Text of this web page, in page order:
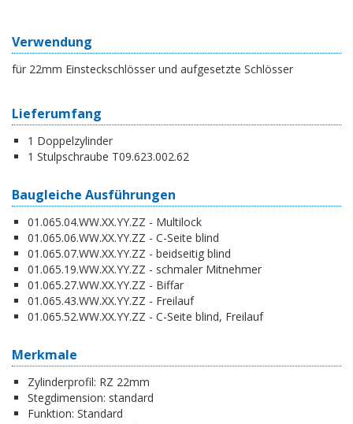
Verwendung
für 22mm Einsteckschlösser und aufgesetzte Schlösser
Lieferumfang
1 Doppelzylinder
1 Stulpschraube T09.623.002.62
Baugleiche Ausführungen
01.065.04.WW.XX.YY.ZZ - Multilock
01.065.06.WW.XX.YY.ZZ - C-Seite blind
01.065.07.WW.XX.YY.ZZ - beidseitig blind
01.065.19.WW.XX.YY.ZZ - schmaler Mitnehmer
01.065.27.WW.XX.YY.ZZ - Biffar
01.065.43.WW.XX.YY.ZZ - Freilauf
01.065.52.WW.XX.YY.ZZ - C-Seite blind, Freilauf
Merkmale
Zylinderprofil: RZ 22mm
Stegdimension: standard
Funktion: Standard